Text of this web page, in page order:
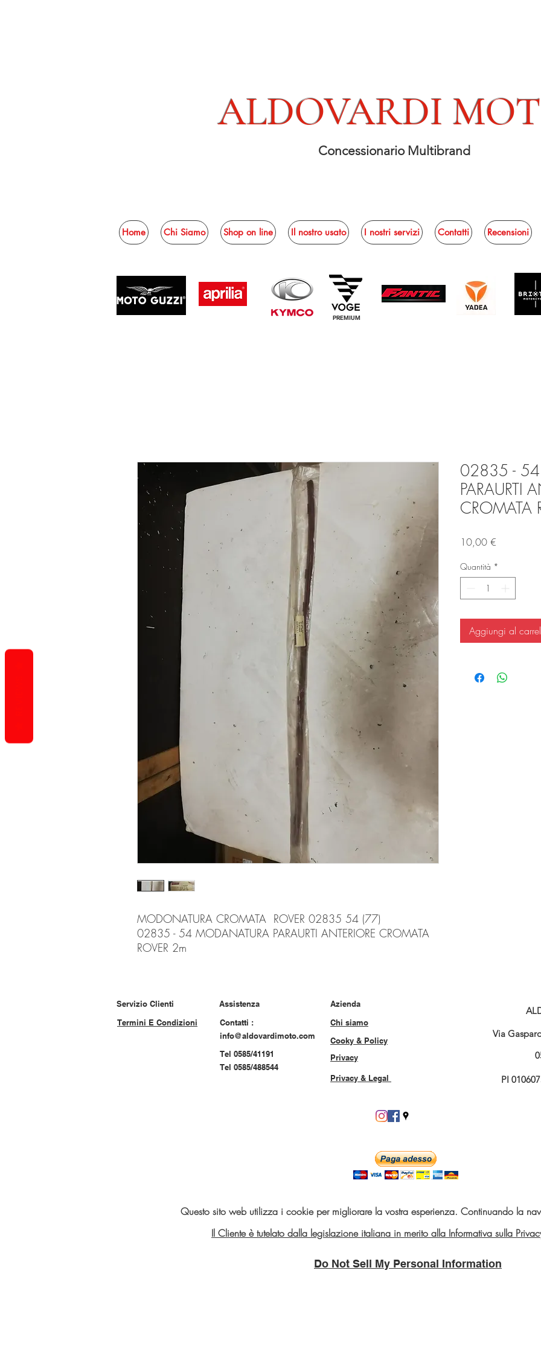
ALDOVARDI
Concessionario Multibrand
Home Chi Siamo Shop on line Il nostro usato I nostri servizi Contatti Recensioni
PREMIUM
MODONATURA CROMATA ROVER 02835 54 (77)
02835 - 54 MODANATURA PARAURTI ANTERIORE CROMATA
ROVER 2m
02835 - 54
PARAURTI
CROMATA
10,00 €
Quantità *
Aggiungi al
Servizio Clienti
Termini E Condizioni
Assistenza
Contatti :
info@aldovardimoto.com
Tel 0585/41191
Tel 0585/488544
Azienda
Chi siamo
Cooky & Policy
Privacy
Privacy & Legal
Via
PI
Questo sito web utilizza i cookie per migliorare la vostra esperienza. Continuando la
Il Cliente è tutelato dalla legislazione italiana in merito alla Informativa sulla
Do Not Sell My Personal Information